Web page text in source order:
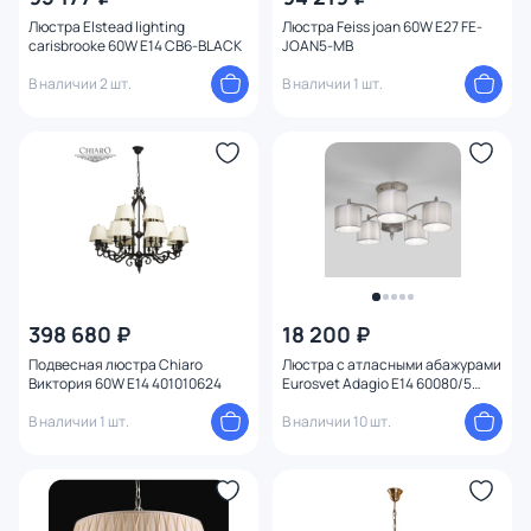
Люстра Elstead lighting
carisbrooke 60W E14 CB6-BLACK
В наличии 2 шт.
Люстра Feiss joan 60W E27 FE-
JOAN5-MB
В наличии 1 шт.
398 680 ₽
Подвесная люстра Chiaro
Виктория 60W E14 401010624
В наличии 1 шт.
18 200 ₽
Люстра с атласными абажурами
Eurosvet Adagio E14 60080/5
В наличии 10 шт.
Цвет свечения
Тип помещения
Назначение
Вид рассеивателя
Количество плафонов
Функции